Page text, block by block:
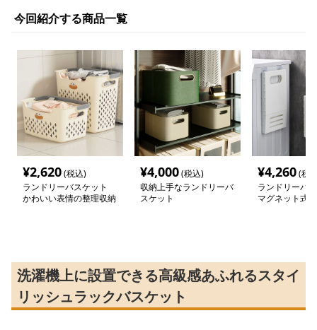
今回紹介する商品一覧
¥2,620(税込)
ランドリーバスケット
かわいい表情の整理収納
¥4,000(税込)
収納上手なランドリーバ
スケット
¥4,260(税
ランドリーバ
マグネット式
洗濯機上に設置できる高級感あふれるスタイ
リッシュラックバスケット